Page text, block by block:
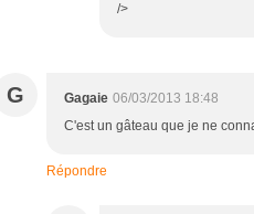
/>
G Gagaie 06/03/2013 18:48
C'est un gâteau que je ne
Répondre